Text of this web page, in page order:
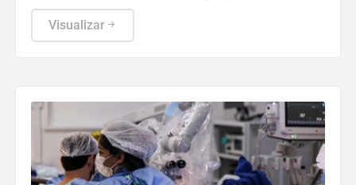
investimentos na exploração energética do país.
Visualizar